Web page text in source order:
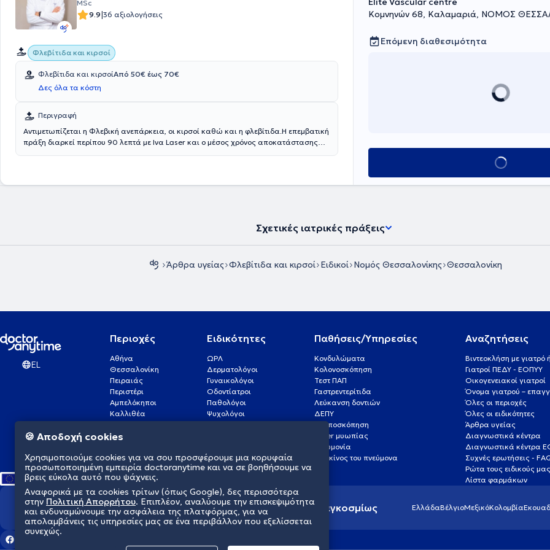
MSc
9.9|36 αξιολογήσεις
Φλεβίτιδα και κιρσοί
Φλεβίτιδα και κιρσοίΑπό 50€ έως 70€
Δες όλα τα κόστη
Περιγραφή
Αντιμετωπίζεται η Φλεβική ανεπάρκεια, οι κιρσοί καθώ και η φλεβίτιδα.Η επεμβατική
πράξη διαρκεί περίπου 90 λεπτά με Ινα Laser και ο μέσος χρόνος αποκατάστασης
Κομνηνών 68, Καλαμαριά, ΝΟΜΟΣ
Επόμενη διαθεσιμότητα
Κλείσε ραντεβού
Σχετικές ιατρικές πράξεις
Άρθρα υγείας Φλεβίτιδα και κιρσοί Ειδικοί Νομός Θεσσαλονίκης Θεσσαλονίκη
EL
Περιοχές
Αθήνα
Θεσσαλονίκη
Πειραιάς
Περιστέρι
Αμπελόκηποι
Καλλιθέα
Πάτρα
Γλυφάδα
Νέα Σμύρνη
Ειδικότητες
ΩΡΛ
Δερματολόγοι
Γυναικολόγοι
Οδοντίατροι
Παθολόγοι
Ψυχολόγοι
Οφθαλμίατροι
Καρδιολόγοι
Παθήσεις/Υπηρεσίες
Κονδυλώματα
Κολονοσκόπηση
Τεστ ΠΑΠ
Γαστρεντερίτιδα
Λεύκανση δοντιών
ΔΕΠΥ
Κολποσκόπηση
Laser μυωπίας
Πνευμονία
Καρκίνος του πνεύμονα
Αναζητήσεις
Βιντεοκλήση με
Γιατροί ΠΕΔΥ - ΕΟΠΥΥ
Οικογενειακοί γιατροί
Όνομα γιατρού –
Όλες οι περιοχές
Όλες οι ειδικότητες
Άρθρα υγείας
Διαγνωστικά κέντρα
Διαγνωστικά κέντρα
Συχνές ερωτήσεις -
Ρώτα τους ειδικούς μας
Λίστα φαρμάκων
Διαμορφώνουμε το μέλλον της υγείας παγκοσμίως ΕλλάδαΒέλγιοΜεξικόΚολομβία
🍪 Αποδοχή cookies
Χρησιμοποιούμε cookies για να σου προσφέρουμε μια κορυφαία
προσωποποιημένη εμπειρία doctoranytime και να σε βοηθήσουμε να
βρεις εύκολα αυτό που ψάχνεις.
Αναφορικά με τα cookies τρίτων (όπως Google), δες περισσότερα
στην Πολιτική Απορρήτου. Επιπλέον, αναλύουμε την επισκεψιμότητα
και ενδυναμώνουμε την ασφάλεια της πλατφόρμας, για να
απολαμβάνεις τις υπηρεσίες μας σε ένα περιβάλλον που εξελίσσεται
συνεχώς.